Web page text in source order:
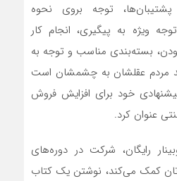
پشتیبان‌ها، توجه بروی نحوه
ویژه به پیگیری، انجام کار
بسته‌بندی مناسب و توجه به
مردم عقلشان به چشمشان است
خود برای افزایش فروش
عنوان کرد.
رایگان، شرکت در دوره‌های
کمک می‌کند، نوشتن یک کتاب